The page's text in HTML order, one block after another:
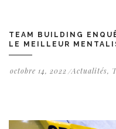
TEAM BUILDING
LE MEILLEUR
octobre 14, 2022 Actualités,